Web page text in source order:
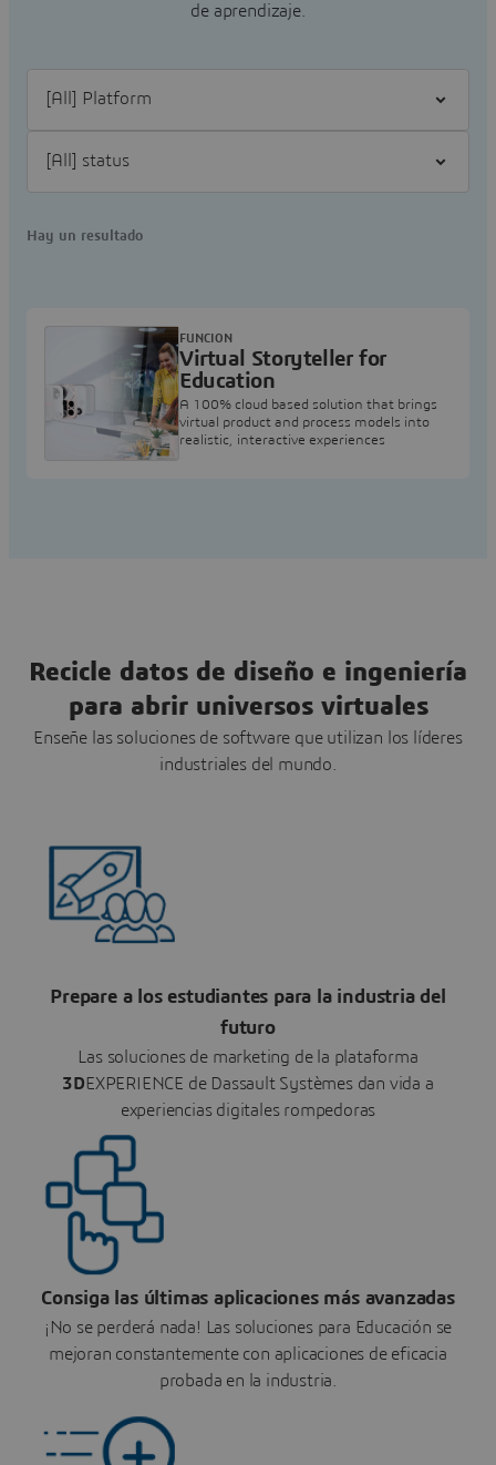
de aprendizaje.
Hay un resultado
Virtual Storyteller for
Education
A 100% cloud based solution that brings
virtual product and process models into
realistic, interactive experiences
FUNCION
Recicle datos de diseño e ingeniería
para abrir universos virtuales
Enseñe las soluciones de software que utilizan los líderes
industriales del mundo.
Prepare a los estudiantes para la industria del
futuro
Las soluciones de marketing de la plataforma
3DEXPERIENCE de Dassault Systèmes dan vida a
experiencias digitales rompedoras
Consiga las últimas aplicaciones más avanzadas
¡No se perderá nada! Las soluciones para Educación se
mejoran constantemente con aplicaciones de eficacia
probada en la industria.